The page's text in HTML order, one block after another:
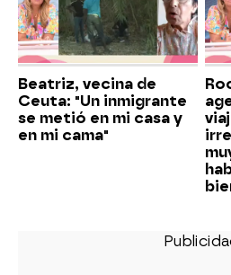
Beatriz, vecina de
Ceuta: "Un inmigrante
se metió en mi casa y
en mi cama"